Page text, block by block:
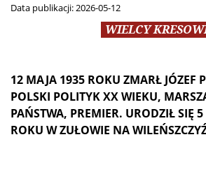
Data publikacji:2026-05-12
WIELCY
12 MAJA 1935 ROKU ZMARŁ JÓZEF
POLSKI POLITYK XX WIEKU,
PAŃSTWA, PREMIER. URODZIŁ SIĘ
ROKU W ZUŁOWIE NA